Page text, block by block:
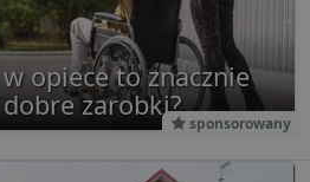
opiece to znacznie
zarobki?
sponsorowany